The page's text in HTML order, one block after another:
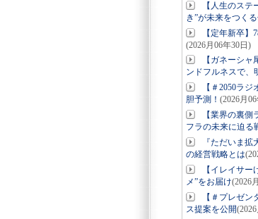
【人生のス
き”が未来をつく
【定年新卒
(2026月06年30日)
【ガネーシ
ンドフルネスで、
【＃2050ラ
胆予測！ (2026月
【業界の裏
フラの未来に迫る
『ただいま
の経営戦略とは
【イレイサ
メ”をお届け(2026
【＃プレゼ
ス提案を公開